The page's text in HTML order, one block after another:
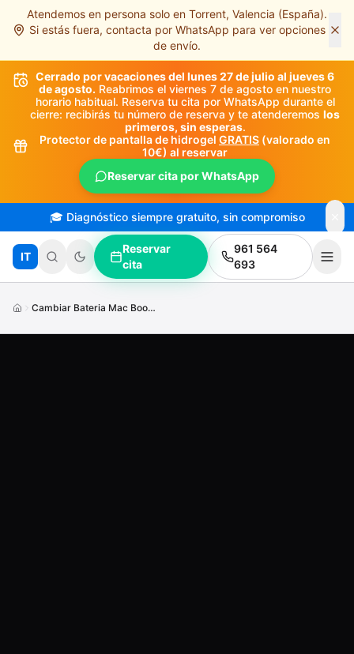
Saltar al contenido principal
Atendemos en persona solo en Torrent, Valencia (España).
Si estás fuera, contacta por WhatsApp para ver opciones
de envío.
Cerrado por vacaciones del lunes 27 de julio al jueves 6
de agosto. Reabrimos el viernes 7 de agosto en nuestro
horario habitual. Reserva tu cita por WhatsApp durante el
cierre: recibirás tu número de reserva y te atenderemos los
primeros, sin esperas.
Protector de pantalla de hidrogel GRATIS (valorado en
10€) al reservar
Reservar cita por WhatsApp
🎓 Diagnóstico siempre gratuito, sin compromiso
IT
Reservar
cita
961 564
693
Cambiar Bateria Mac Book Air N